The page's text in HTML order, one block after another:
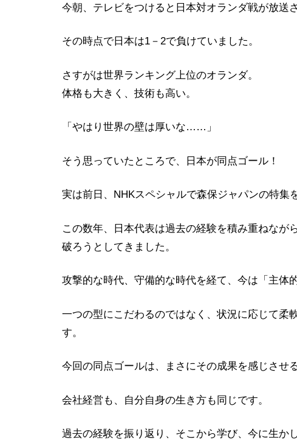
今朝、テレビをつけると日本対オランダ戦が放送
その時点で日本は1－2で負けていました。
さすがは世界ランキング上位のオランダ。
体格も大きく、技術も高い。
「やはり世界の壁は厚いな……」
そう思っていたところで、日本が同点ゴール！
実は前日、NHKスペシャルで森保ジャパンの特集
この数年、日本代表は過去の経験を積み重ねなが
破ろうとしてきました。
攻撃的な時代、守備的な時代を経て、今は「主体
一つの型にこだわるのではなく、状況に応じて柔
す。
今回の同点ゴールは、まさにその成果を感じさせ
会社経営も、自分自身の生き方も同じです。
過去の経験を振り返り、そこから学び、今に生か